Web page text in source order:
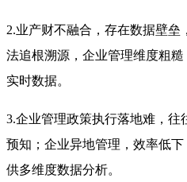
2.业产财不融合，存在数据壁
法追根溯源，企业管理维度粗
实时数据。
3.企业管理政策执行落地难，
预知；企业异地管理，效率低
供多维度数据分析。